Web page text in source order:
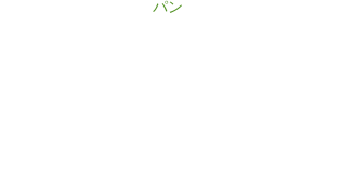
パン